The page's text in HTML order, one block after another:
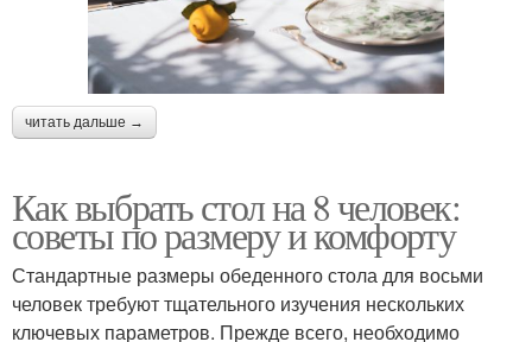
читать дальше →
Как выбрать стол на 8 человек:
советы по размеру и комфорту
Стандартные размеры обеденного стола для восьми
человек требуют тщательного изучения нескольких
ключевых параметров. Прежде всего, необходимо